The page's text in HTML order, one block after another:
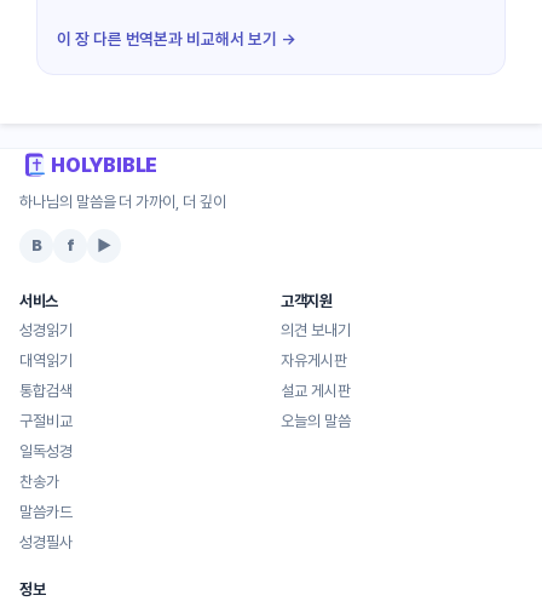
이 장 다른 번역본과 비교해서 보기 →
HOLYBIBLE
하나님의 말씀을 더 가까이, 더 깊이
B f ▶
서비스
성경읽기
대역읽기
통합검색
구절비교
일독성경
찬송가
말씀카드
성경필사
고객지원
의견 보내기
자유게시판
설교 게시판
오늘의 말씀
정보